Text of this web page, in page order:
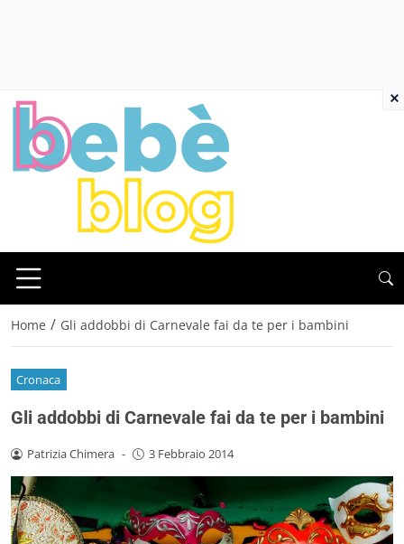
Home / Gli addobbi di Carnevale fai da te per i bambini
Cronaca
Gli addobbi di Carnevale fai da te per i bambini
Patrizia Chimera - 3 Febbraio 2014
×